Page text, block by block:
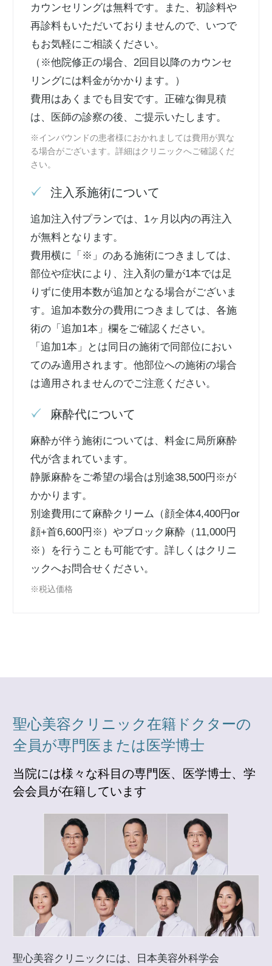
カウンセリングは無料です。また、初診料や
再診料もいただいておりませんので、いつで
もお気軽にご相談ください。
（※他院修正の場合、2回目以降のカウンセ
リングには料金がかかります。）
費用はあくまでも目安です。正確な御見積
は、医師の診察の後、ご提示いたします。
※インバウンドの患者様におかれましては費用が異な
る場合がございます。詳細はクリニックへご確認くだ
さい。
注入系施術について
追加注入付プランでは、1ヶ月以内の再注入
が無料となります。
費用横に「※」のある施術につきましては、
部位や症状により、注入剤の量が1本では足
りずに使用本数が追加となる場合がございま
す。追加本数分の費用につきましては、各施
術の「追加1本」欄をご確認ください。
「追加1本」とは同日の施術で同部位におい
てのみ適用されます。他部位への施術の場合
は適用されませんのでご注意ください。
麻酔代について
麻酔が伴う施術については、料金に局所麻酔
代が含まれています。
静脈麻酔をご希望の場合は別途38,500円※が
かかります。
別途費用にて麻酔クリーム（顔全体4,400円or
顔+首6,600円※）やブロック麻酔（11,000円
※）を行うことも可能です。詳しくはクリニ
ックへお問合せください。
※税込価格
聖心美容クリニック在籍ドクターの
全員が専門医または医学博士
当院には様々な科目の専門医、医学博士、学
会会員が在籍しています
聖心美容クリニックには、日本美容外科学会